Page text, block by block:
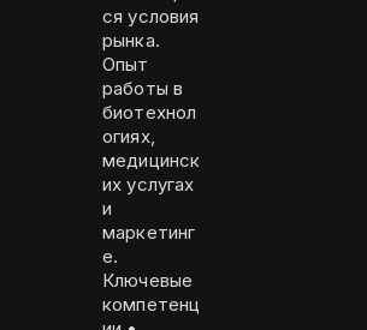
ся условия
рынка.
Опыт
работы в
биотехнол
огиях,
медицинск
их услугах
и
маркетинг
е.
Ключевые
компетенц